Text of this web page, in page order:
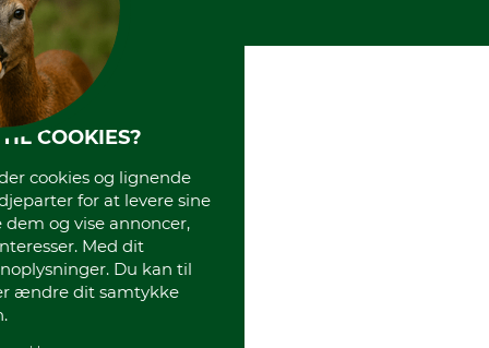
COOKIES?
cookies og lignende
for at levere sine
og vise annoncer,
Med dit
Du kan til
ændre dit samtykke